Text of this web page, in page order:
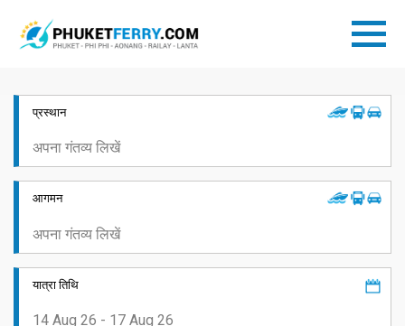
प्रस्थान
आगमन
यात्रा तिथि